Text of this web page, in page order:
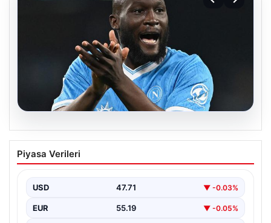
08.08.2026
Fenerbahçe, Lukaku transferini
bitiriyor! Defansların korkulu rüyası
Piyasa Verileri
USD 47.71 ▼ -0.03%
EUR 55.19 ▼ -0.05%